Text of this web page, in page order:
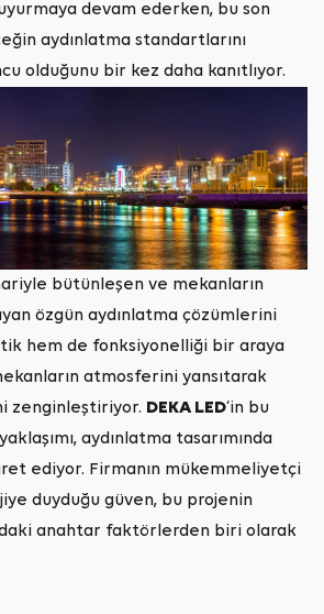
devam ederken, bu son
aydınlatma standartlarını
olduğunu bir kez daha kanıtlıyor.
bütünleşen ve mekanların
özgün aydınlatma çözümlerini
hem de fonksiyonelliği bir araya
atmosferini yansıtarak
zenginleştiriyor. DEKA LED‘in bu
aydınlatma tasarımında
ediyor. Firmanın mükemmeliyetçi
duyduğu güven, bu projenin
anahtar faktörlerden biri olarak